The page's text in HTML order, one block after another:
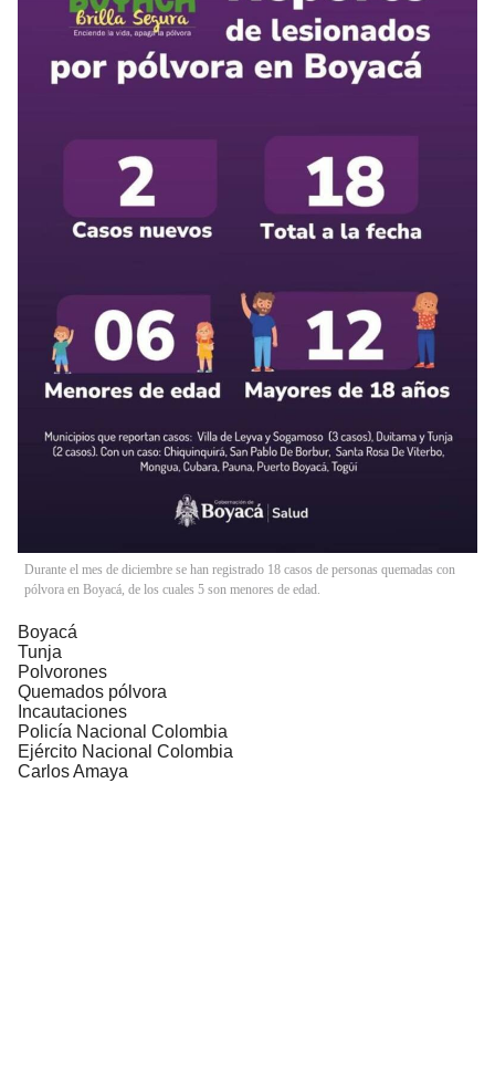
Durante el mes de diciembre se han registrado 18 casos de personas quemadas con
pólvora en Boyacá, de los cuales 5 son menores de edad.
Boyacá
Tunja
Polvorones
Quemados pólvora
Incautaciones
Policía Nacional Colombia
Ejército Nacional Colombia
Carlos Amaya